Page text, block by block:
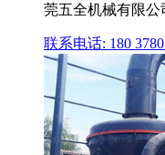
莞五全机械有限公
联系电话: 180 3780